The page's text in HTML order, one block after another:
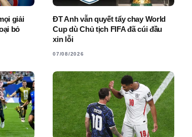
giải
bỏ
ĐT Anh vẫn quyết tẩy chay World
Cup dù Chủ tịch FIFA đã cúi đầu
xin lỗi
07/08/2026